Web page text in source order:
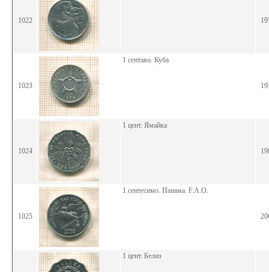
1022
1023
1 сентаво. Куба
1024
1 цент. Ямайка
1025
1 сентесимо. Панама. F.A.O.
1 цент. Белиз